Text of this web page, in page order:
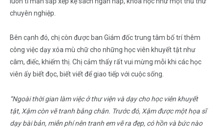
chuyên nghiệp.
Bên cạnh đó, chị còn được ban Giám đốc trung tâm bố trí thêm
công việc dạy xóa mù chữ cho những học viên khuyết tật như
câm, điếc, khiếm thị. Chị cảm thấy rất vui mừng mỗi khi các học
viên ấy biết đọc, biết viết để giao tiếp với cuộc sống.
“Ngoài thời gian làm việc ở thư viện và dạy cho học viên khuyết
tật, Xậm còn vẽ tranh bằng chân. Trước đó, Xậm được một họa sĩ
dạy bài bản, miễn phí nên tranh em vẽ ra đẹp, có hồn và bức nào